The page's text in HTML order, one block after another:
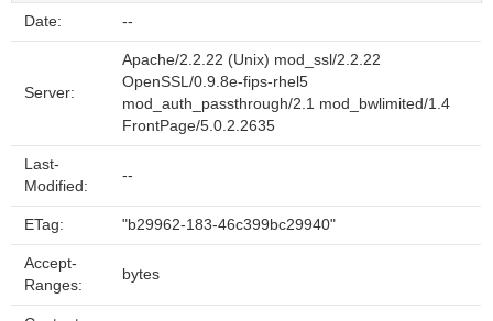
Date: --
Server:
Apache/2.2.22 (Unix) mod_ssl/2.2.22
OpenSSL/0.9.8e-fips-rhel5
mod_auth_passthrough/2.1 mod_bwlimited/1.4
FrontPage/5.0.2.2635
Last-
Modified:
--
ETag: "b29962-183-46c399bc29940"
Accept-
Ranges:
bytes